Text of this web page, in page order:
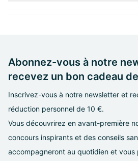
Abonnez-vous à notre
recevez un bon cadeau
Inscrivez-vous à notre newsletter et
réduction personnel de 10 €.
Vous découvrirez en avant-première
concours inspirants et des conseils
accompagneront au quotidien et